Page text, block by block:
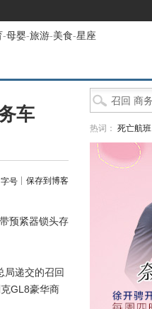
-母婴-旅游-美食-星座
车
字号 保存到博客
预紧器锁头存
递交的召回
GL8豪华商
热词： 死亡航班